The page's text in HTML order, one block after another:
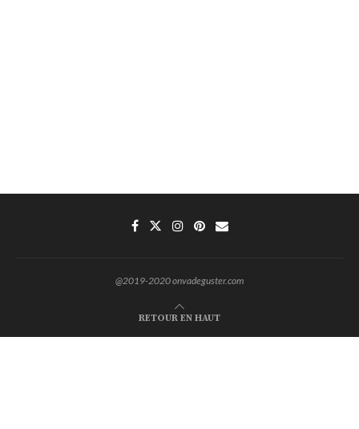
@2019-2020 onvadeguster.com
RETOUR EN HAUT